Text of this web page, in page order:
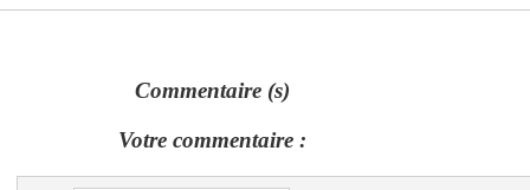
Commentaire (s)
Votre commentaire :